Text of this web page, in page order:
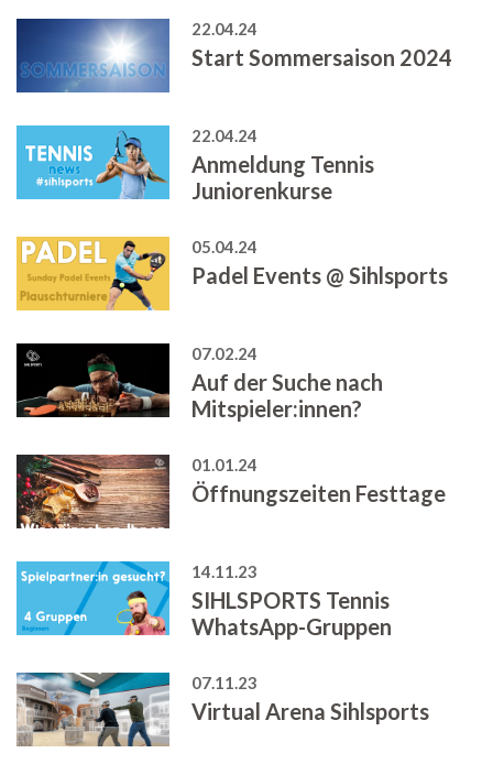
22.04.24
Start Sommersaison 2024
22.04.24
Anmeldung Tennis
Juniorenkurse
05.04.24
Padel Events @ Sihlsports
07.02.24
Auf der Suche nach
Mitspieler:innen?
01.01.24
Öffnungszeiten Festtage
14.11.23
SIHLSPORTS Tennis
WhatsApp-Gruppen
07.11.23
Virtual Arena Sihlsports